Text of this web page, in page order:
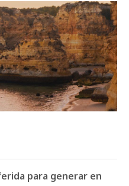
para generar en